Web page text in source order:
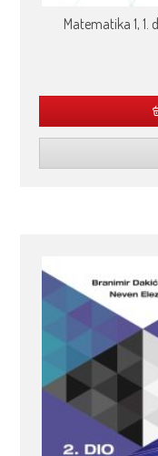
Matematika 1, 1.